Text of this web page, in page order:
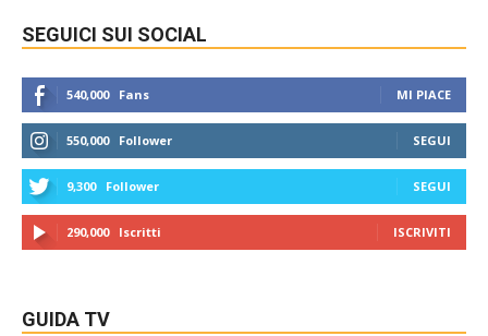
SEGUICI SUI SOCIAL
540,000 Fans MI PIACE
550,000 Follower SEGUI
9,300 Follower SEGUI
290,000 Iscritti ISCRIVITI
GUIDA TV